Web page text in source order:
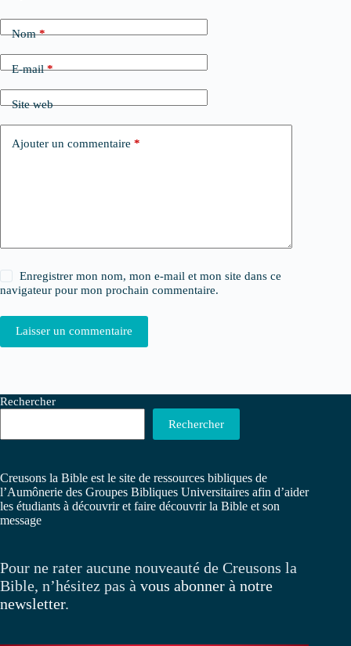
Nom*
E-mail*
Site web
Ajouter un commentaire *
Enregistrer mon nom, mon e-mail et mon site dans ce
navigateur pour mon prochain commentaire.
Laisser un commentaire
Rechercher
Rechercher
Creusons la Bible est le site de ressources bibliques de
l’Aumônerie des Groupes Bibliques Universitaires afin d’aider
les étudiants à découvrir et faire découvrir la Bible et son
message
Pour ne rater aucune nouveauté de Creusons la
Bible, n’hésitez pas à vous abonner à notre
newsletter.